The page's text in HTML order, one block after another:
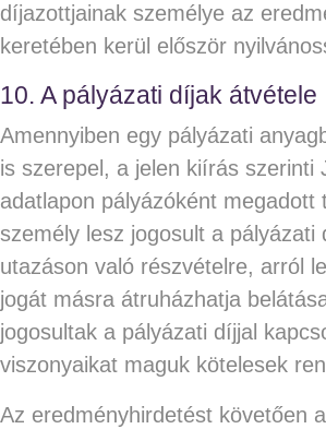
díjazottjainak személye az
keretében kerül először
10. A pályázati díjak átvétele
Amennyiben egy pályázati
is szerepel, a jelen kiírás szerinti
adatlapon pályázóként megadott
személy lesz jogosult a pályázati
utazáson való részvételre, arról
jogát másra átruházhatja
jogosultak a pályázati díjjal
viszonyaikat maguk kötelesek
Az eredményhirdetést követően